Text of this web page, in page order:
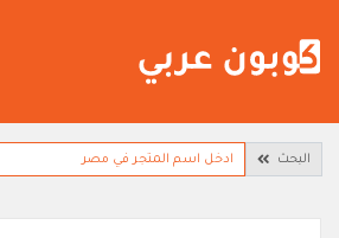
البحث